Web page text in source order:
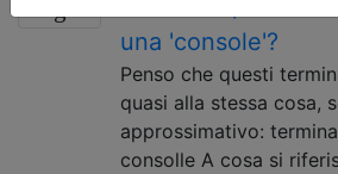
una 'console'?
Penso che questi
quasi alla stessa cosa,
approssimativo:
consolle A cosa si